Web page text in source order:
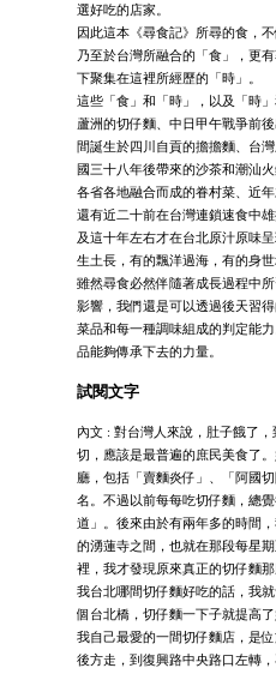
選好吃的店家。
因此這本《尋食記》所尋的食，
乃至於台灣所融合的「食」，更
下聚集在這裡所經歷的「時」。
這些「食」和「時」，以及「時
蘆洲的切仔麵、中日甲午戰爭前
間誕生於四川自貢的擔擔麵、台
國三十八年後帶來的沙茶和潮汕
各省各地融合而成的眷村菜、近
還有近二十前在台灣連鎖速食中
及這十年左右才在台北原汁原味
生土長，有的飄洋過海，有的身世
雖然尋食必然伴隨著成長過程中
影響，我們還是可以透過後天習
菜品和每一種調味組成的判定能
品能夠傳承下去的力量。
試閱文字
內文 : 對台灣人來說，肚子餓了
切，應該是最普遍的庶民美食了
廳，包括「賣麵炎仔」、「阿國
名。不過以前每每吃切仔麵，總
道」。後來由於有兩年多的時間
的湧蓮寺之間，也就在那段每星
裡，我才發現原來真正的切仔麵
我台北哪間切仔麵好吃的話，我
個台北橋，切仔麵一下子就提高了
我自己最愛的一間切仔麵店，是
後方走，到復興路中央路口左轉